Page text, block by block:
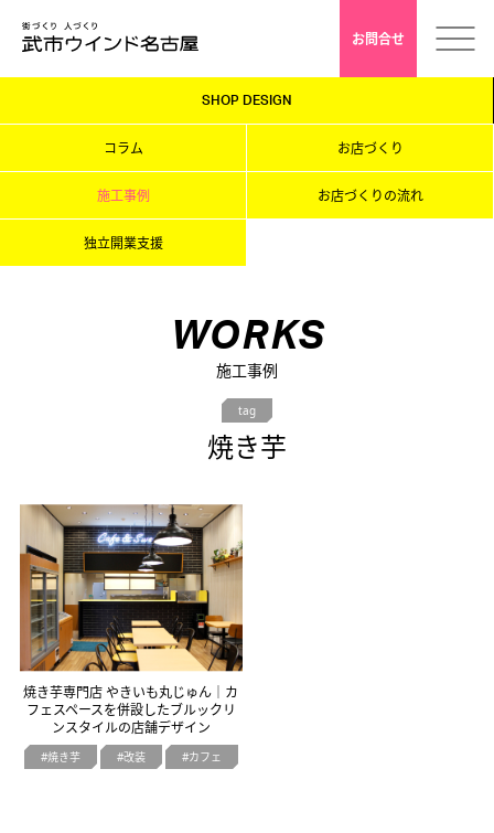
採用情報
店舗デザイン
インドアゴルフ
オフィスデザイン
不動産情報
お問合せ
SHOP DESIGN
コラム お店づくり
施工事例 お店づくりの流れ
独立開業支援
WORKS
施工事例
tag
焼き芋
焼き芋専門店 やきいも丸じゅん｜カ
フェスペースを併設したブルックリ
ンスタイルの店舗デザイン
焼き芋 改装 カフェ